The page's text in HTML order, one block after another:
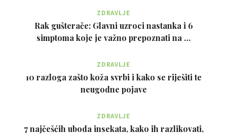
ZDRAVLJE
Rak gušterače: Glavni uzroci nastanka i 6
simptoma koje je važno prepoznati na …
ZDRAVLJE
10 razloga zašto koža svrbi i kako se riješiti te
neugodne pojave
ZDRAVLJE
7 najčešćih uboda insekata, kako ih razlikovati,